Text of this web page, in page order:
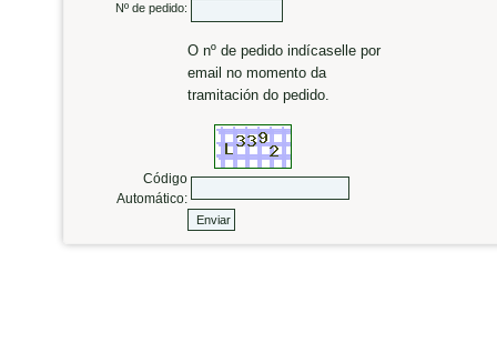
Nº de pedido:
O nº de pedido indícaselle por
email no momento da
tramitación do pedido.
Código
Automático: